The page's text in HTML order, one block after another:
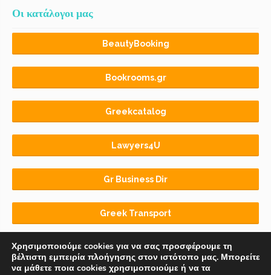
Οι κατάλογοι μας
BeautyBooking
Bookrooms.gr
Greekcatalog
Lawyers4U
Gr Business Dir
Greek Transport
Χρησιμοποιούμε cookies για να σας προσφέρουμε τη
βέλτιστη εμπειρία πλοήγησης στον ιστότοπο μας. Μπορείτε
να μάθετε ποια cookies χρησιμοποιούμε ή να τα